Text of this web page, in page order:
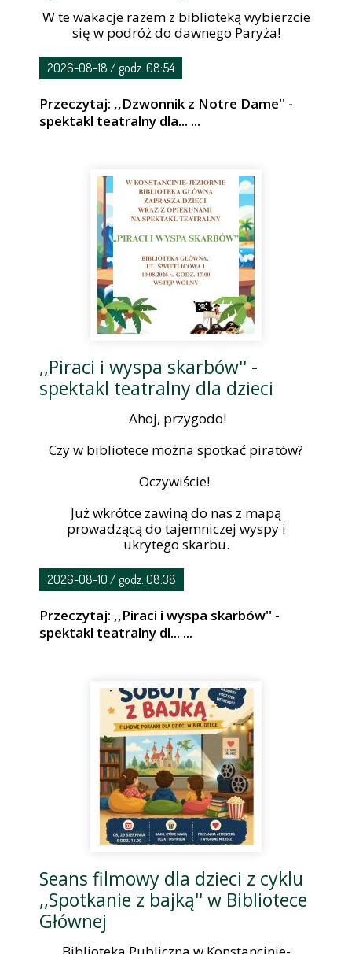
W te wakacje razem z biblioteką wybierzcie
się w podróż do dawnego Paryża!
2026-08-18 / godz. 08:54
Przeczytaj: ,,Dzwonnik z Notre Dame'' -
spektakl teatralny dla... ...
,,Piraci i wyspa skarbów'' -
spektakl teatralny dla dzieci
Ahoj, przygodo!
Czy w bibliotece można spotkać piratów?
Oczywiście!
Już wkrótce zawiną do nas z mapą
prowadzącą do tajemniczej wyspy i
ukrytego skarbu.
2026-08-10 / godz. 08:38
Przeczytaj: ,,Piraci i wyspa skarbów'' -
spektakl teatralny dl... ...
Seans filmowy dla dzieci z cyklu
,,Spotkanie z bajką'' w Bibliotece
Głównej